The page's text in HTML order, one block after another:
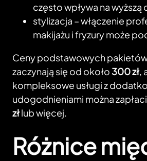
często wpływa na wyższą
stylizacja – włączenie
makijażu i fryzury może
Ceny podstawowych
zaczynają się od około 300 zł,
kompleksowe usługi z
udogodnieniami można
złlub więcej.
Różnice